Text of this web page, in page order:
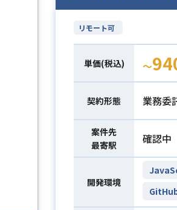
リモート可
単価(税込) 〜
契約形態 業務委
案件先
最寄駅
確認中
開発環境